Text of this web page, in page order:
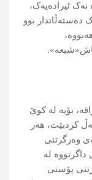
ئیرادەیەک،
دەستەڵاتدار بوو
بۆیە لە کوێ
کردبێت، ھەر
وەرگرتنی
لە
پۆستی